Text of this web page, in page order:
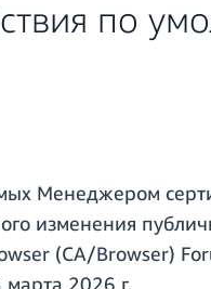
по
Менеджером
изменения
(CA/Browser)
2026 г.